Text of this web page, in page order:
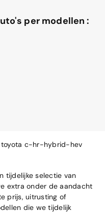
toyota c-hr-hybrid-hev
per modellen :
tijdelijke selectie van
extra onder de aandacht
prijs, uitrusting of
die we tijdelijk